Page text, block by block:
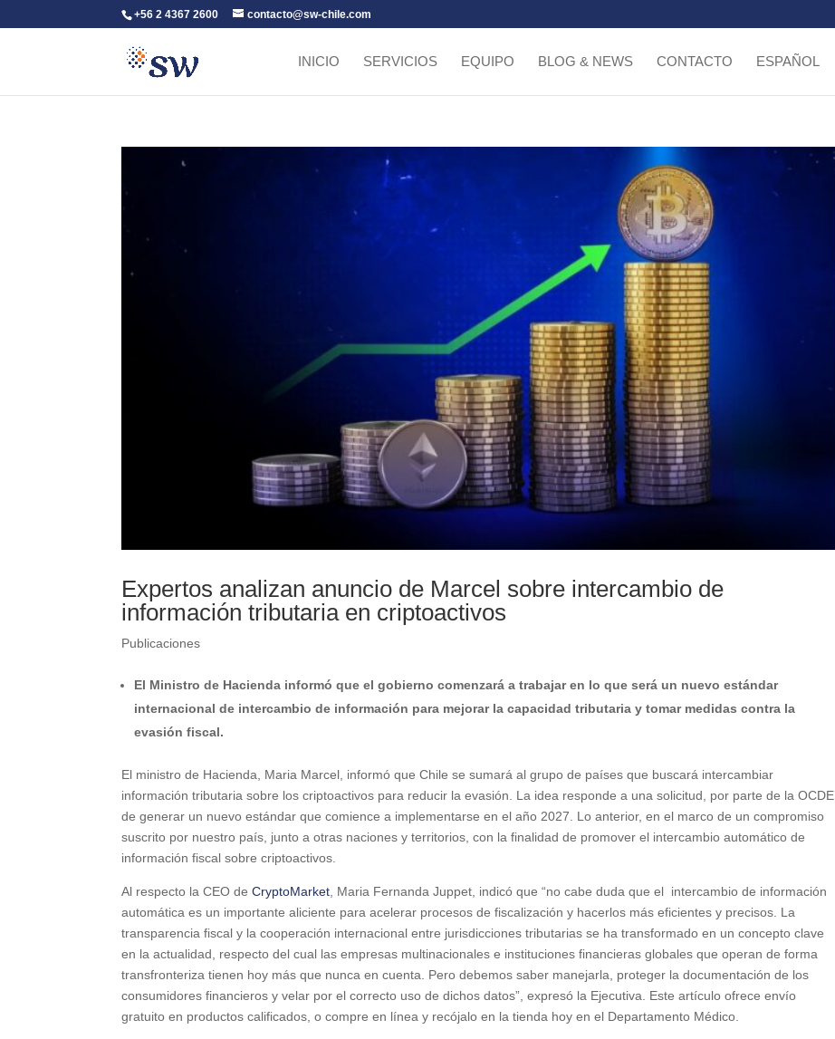
+56 2 4367 2600 contacto@sw-chile.com
INICIO SERVICIOS EQUIPO BLOG & NEWS CONTACTO ESPAÑOL
Expertos analizan anuncio de Marcel sobre intercambio de
información tributaria en criptoactivos
Publicaciones
El Ministro de Hacienda informó que el gobierno comenzará a trabajar en lo que será un nuevo estándar
internacional de intercambio de información para mejorar la capacidad tributaria y tomar medidas contra la
evasión fiscal.
El ministro de Hacienda, Maria Marcel, informó que Chile se sumará al grupo de países que buscará intercambiar
información tributaria sobre los criptoactivos para reducir la evasión. La idea responde a una solicitud, por parte de la OCDE,
de generar un nuevo estándar que comience a implementarse en el año 2027. Lo anterior, en el marco de un compromiso
suscrito por nuestro país, junto a otras naciones y territorios, con la finalidad de promover el intercambio automático de
información fiscal sobre criptoactivos.
Al respecto la CEO deCryptoMarket , Maria Fernanda Juppet, indicó que “no cabe duda que el intercambio de información
automática es un importante aliciente para acelerar procesos de fiscalización y hacerlos más eficientes y precisos. La
transparencia fiscal y la cooperación internacional entre jurisdicciones tributarias se ha transformado en un concepto clave
en la actualidad, respecto del cual las empresas multinacionales e instituciones financieras globales que operan de forma
transfronteriza tienen hoy más que nunca en cuenta. Pero debemos saber manejarla, proteger la documentación de los
consumidores financieros y velar por el correcto uso de dichos datos”, expresó la Ejecutiva. Este artículo ofrece envío
gratuito en productos calificados, o compre en línea y recójalo en la tienda hoy en el Departamento Médico.